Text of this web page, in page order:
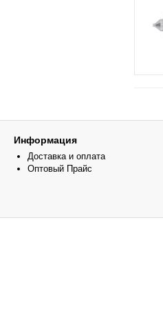
Информация
Доставка и оплата
Оптовый Прайс